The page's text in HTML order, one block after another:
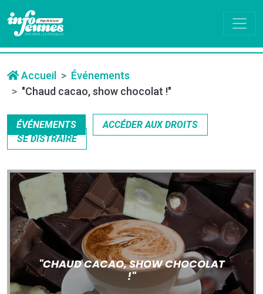
Accueil
Événements
"Chaud cacao, show chocolat !"
ÉVÉNEMENTS
ACCÉDER AUX DROITS
SE DISTRAIRE
"CHAUD CACAO, SHOW CHOCOLAT
!"